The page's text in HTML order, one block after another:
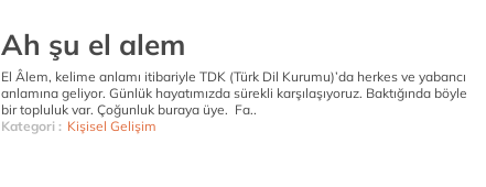
Ah şu el alem
El Âlem, kelime anlamı itibariyle TDK (Türk Dil Kurumu)’da herkes ve yabancı
anlamına geliyor. Günlük hayatımızda sürekli karşılaşıyoruz. Baktığında böyle
bir topluluk var. Çoğunluk buraya üye. Fa..
Kategori : Kişisel Gelişim